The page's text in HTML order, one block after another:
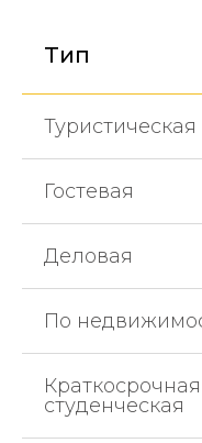
Тип
Туристическая
Гостевая
Деловая
По
Краткосрочная
студенческая